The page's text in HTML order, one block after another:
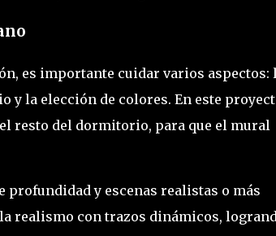
es importante cuidar varios aspectos:
la elección de colores. En este
resto del dormitorio, para que el mural
y escenas realistas o más
realismo con trazos dinámicos,